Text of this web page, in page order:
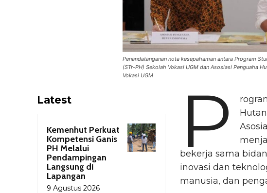
Penandatanganan nota kesepahaman antara Program
(STr-PH) Sekolah Vokasi UGM dan Asosiasi Penguaha
Vokasi UGM
Latest
Kemenhut Perkuat
Kompetensi Ganis
PH Melalui
Pendampingan
Langsung di
Lapangan
9 Agustus 2026
P
bekerja sama
inovasi dan
manusia, dan